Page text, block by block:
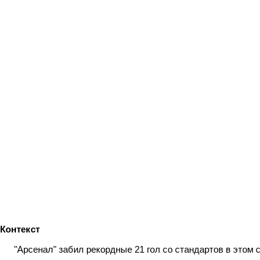
Контекст
"Арсенал" забил рекордные 21 гол со стандартов в этом